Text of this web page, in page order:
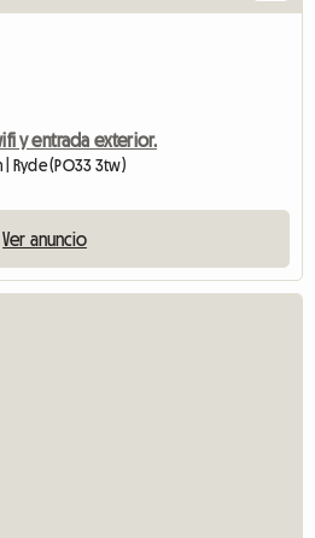
y entrada exterior.
| Ryde (PO33 3tw)
Ver anuncio